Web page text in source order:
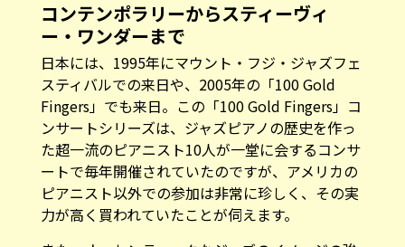
コンテンポラリーからスティーヴィ
ー・ワンダーまで
日本には、1995年にマウント・フジ・ジャズフェ
スティバルでの来日や、2005年の「100 Gold
Fingers」でも来日。この「100 Gold Fingers」コ
ンサートシリーズは、ジャズピアノの歴史を作っ
た超一流のピアニスト10人が一堂に会するコンサ
ートで毎年開催されていたのですが、アメリカの
ピアニスト以外での参加は非常に珍しく、その実
力が高く買われていたことが伺えます。